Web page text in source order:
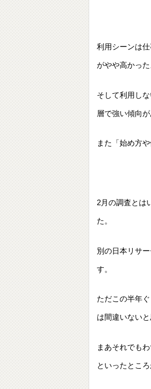
利用シーンは
がやや高かった
そして利用し
層で強い傾向が
また「始め方
2月の調査とは
た。
別の日本リサ
す。
ただこの半年
は間違いないと
まあそれでも
といったところ